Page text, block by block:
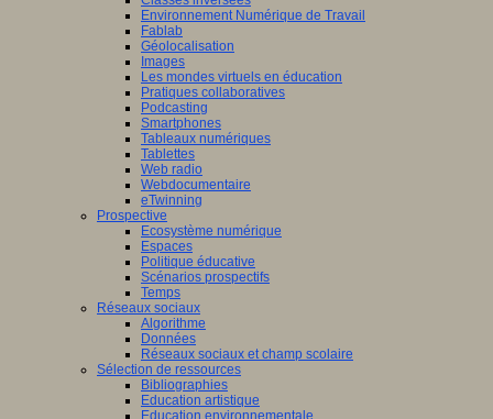
Environnement Numérique de Travail
Fablab
Géolocalisation
Images
Les mondes virtuels en éducation
Pratiques collaboratives
Podcasting
Smartphones
Tableaux numériques
Tablettes
Web radio
Webdocumentaire
eTwinning
Prospective
Ecosystème numérique
Espaces
Politique éducative
Scénarios prospectifs
Temps
Réseaux sociaux
Algorithme
Données
Réseaux sociaux et champ scolaire
Sélection de ressources
Bibliographies
Education artistique
Education environnementale